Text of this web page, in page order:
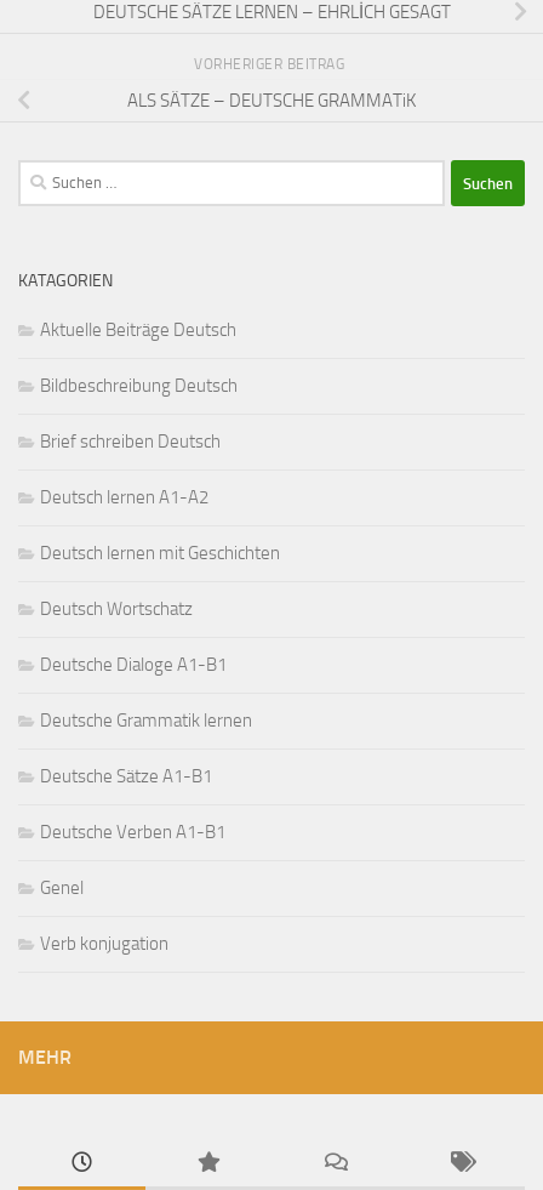
DEUTSCHE SÄTZE LERNEN – EHRLİCH GESAGT
VORHERIGER BEITRAG
ALS SÄTZE – DEUTSCHE GRAMMATiK
Suchen
nach:
KATAGORIEN
Aktuelle Beiträge Deutsch
Bildbeschreibung Deutsch
Brief schreiben Deutsch
Deutsch lernen A1-A2
Deutsch lernen mit Geschichten
Deutsch Wortschatz
Deutsche Dialoge A1-B1
Deutsche Grammatik lernen
Deutsche Sätze A1-B1
Deutsche Verben A1-B1
Genel
Verb konjugation
MEHR